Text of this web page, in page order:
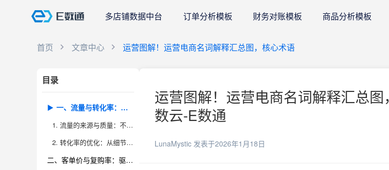
多店铺数据中台 订单分析模板 财务对账模板 商品分析模板
首页 文章中心 运营图解！运营电商名词解释汇总图，核心术语
目录
一、流量与转化率：电商运营的“生命线”
1. 流量的来源与质量：不仅仅是数字的游戏
2. 转化率的优化：从细节到系统
二、客单价与复购率：驱动电商“盈利引擎”
运营图解！运营电商名词解释汇总
数云-E数通
LunaMystic 发表于2026年1月18日